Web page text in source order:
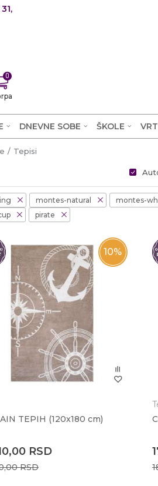
0
DNEVNE SOBE ŠKOLE
Tepisi
montes-natural montes-
pirate
10%
TEPIH (120x180 cm)
RSD
RSD